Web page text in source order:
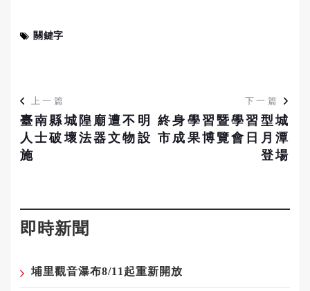
關鍵字
上一篇
臺南縣城隍廟遭不明
人士破壞法器文物設
施
下一篇
終身學習暨學習型城
市成果博覽會日月潭
登場
即時新聞
埔里觀音瀑布8/11起重新開放